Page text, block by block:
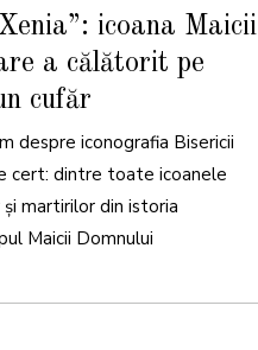
icoana Maicii
a călătorit pe
cufăr
despre iconografia Bisericii
cert: dintre toate icoanele
martirilor din istoria
Maicii Domnului